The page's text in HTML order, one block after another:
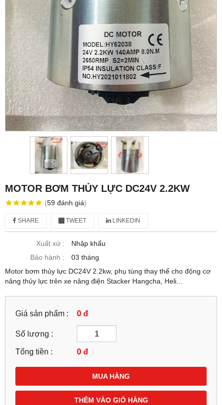
MOTOR BƠM THỦY LỰC DC24V 2.2KW
(59 đánh giá)
SHARE TWEET LINKEDIN
Xuất xứ :
Nhập khẩu
Bảo hành :
03 tháng
Motor bơm thủy lực DC24V 2.2kw, phụ tùng thay thế cho động cơ
nâng thủy lực trên xe nâng điện Stacker Hangcha, Heli...
Giá sản phẩm : 0 đ
Số lượng :
Tổng tiền : 0 đ
MUA HÀNG
THÊM VÀO GIỎ HÀNG